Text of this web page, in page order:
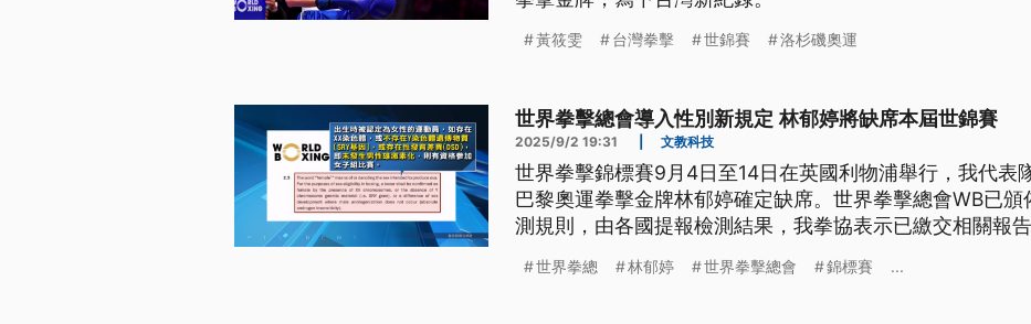
黃筱雯 台灣拳擊 世錦賽 洛杉磯奧運
世界拳擊總會導入性別新規定 林郁婷將缺席本屆世錦賽
2025/9/2 19:31 文教科技
世界拳擊錦標賽9月4日至14日在英國利物浦舉行，我代表
巴黎奧運拳擊金牌林郁婷確定缺席。世界拳擊總會WB已
測規則，由各國提報檢測結果，我拳協表示已繳交相關報
世界拳總 林郁婷 世界拳擊總會 錦標賽 ...